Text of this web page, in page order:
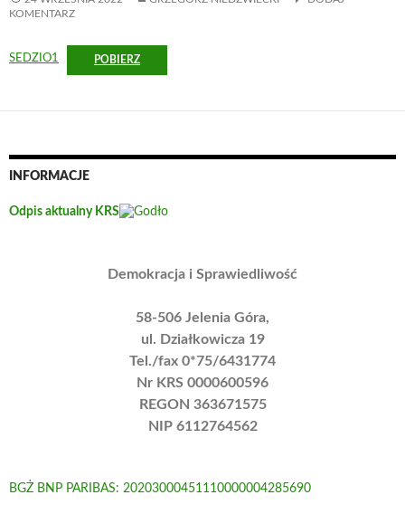
KOMENTARZ
SEDZIO1 POBIERZ
INFORMACJE
Odpis aktualny KRS
Demokracja i Sprawiedliwość
58-506 Jelenia Góra,
ul. Działkowicza 19
Tel./fax 0*75/6431774
Nr KRS 0000600596
REGON 363671575
NIP 6112764562
BGŻ BNP PARIBAS: 20203000451110000004285690